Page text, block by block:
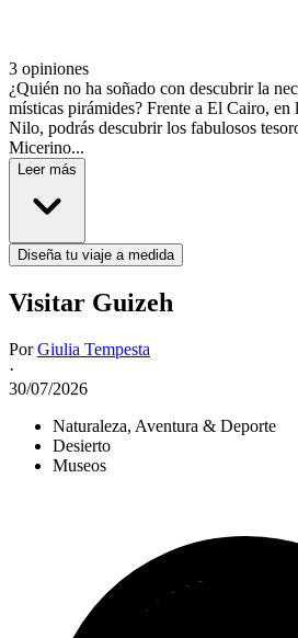
3 opiniones
¿Quién no ha soñado con descubrir la
místicas pirámides? Frente a El Cairo, en
Nilo, podrás descubrir los fabulosos
Micerino...
Leer más
Diseña tu viaje a medida
Visitar Guizeh
PorGiulia Tempesta
·
30/07/2026
Naturaleza, Aventura & Deporte
Desierto
Museos